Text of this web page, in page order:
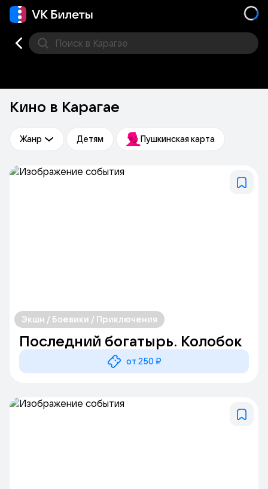
Поиск в Карагае
Кино в Карагае
Жанр Детям Пушкинская карта
Экшн / Боевики / Приключения
Последний богатырь. Колобок
от 250 ₽